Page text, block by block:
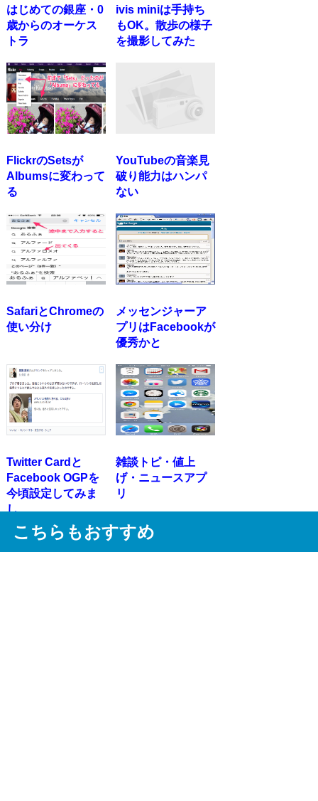
はじめての銀座・0
歳からのオーケス
トラ
ivis miniは手持ち
もOK。散歩の様子
を撮影してみた
FlickrのSetsが
Albumsに変わって
る
YouTubeの音楽見
破り能力はハンパ
ない
SafariとChromeの
使い分け
メッセンジャーア
プリはFacebookが
優秀かと
Twitter Cardと
Facebook OGPを
今頃設定してみま
し...
雑談トピ・値上
げ・ニュースアプ
リ
こちらもおすすめ